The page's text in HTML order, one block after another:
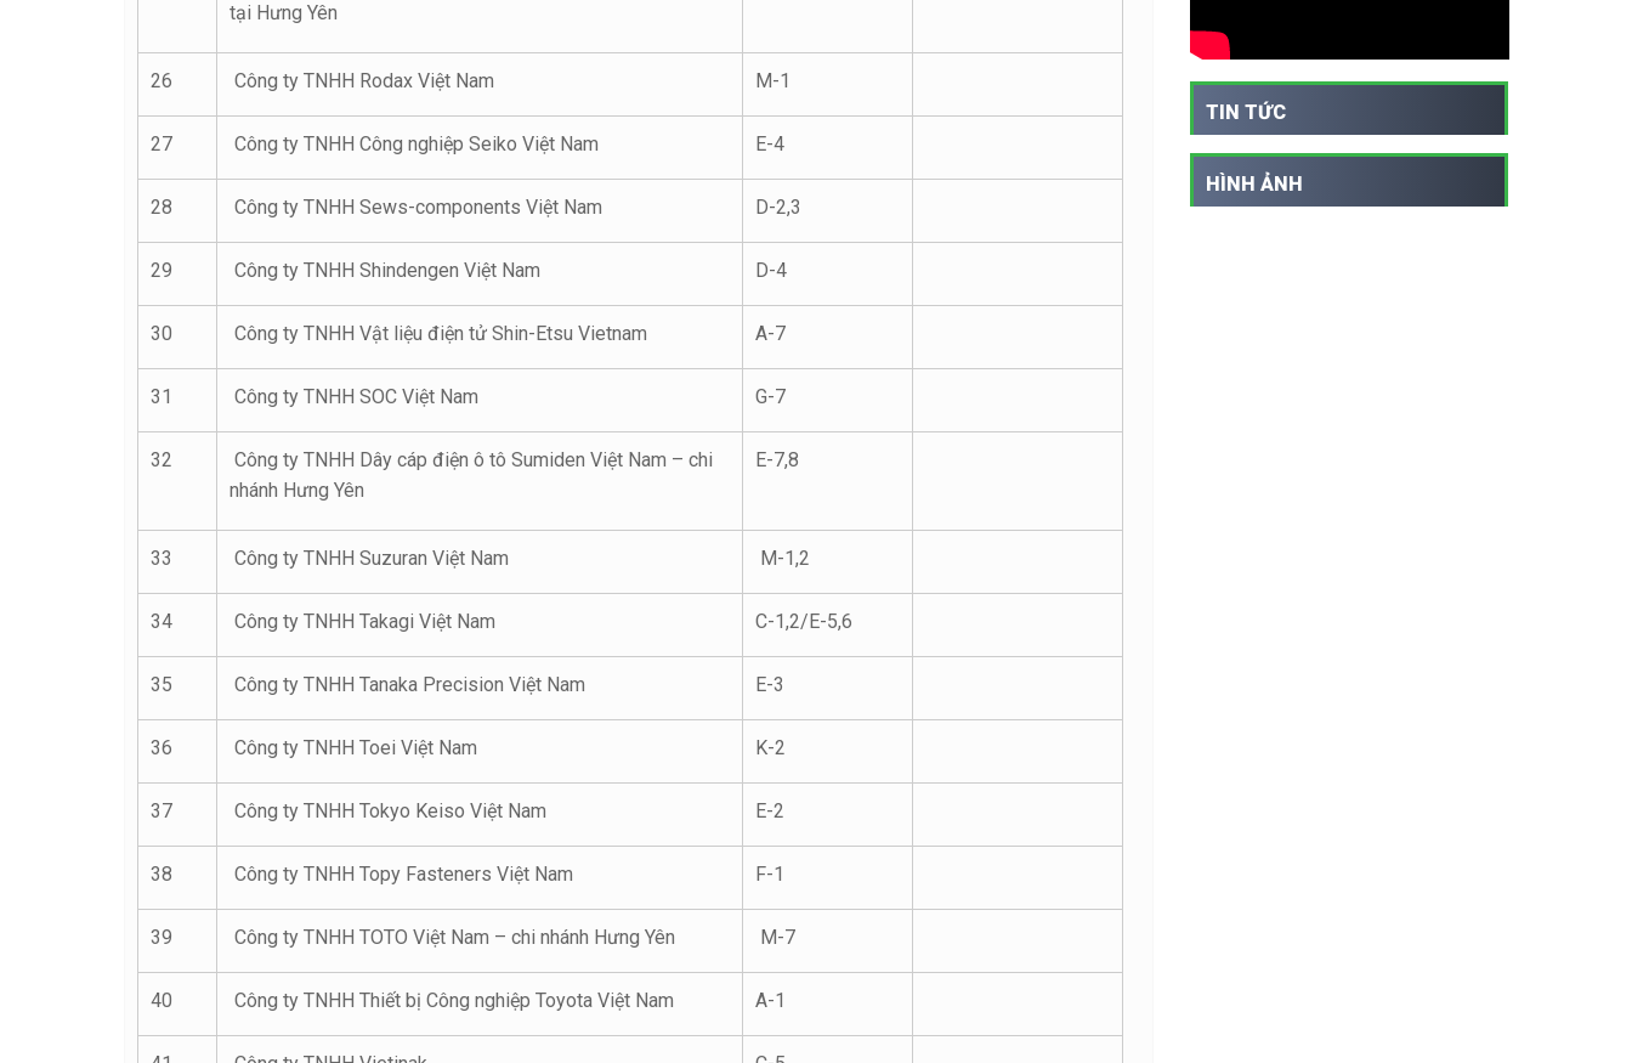
tại Hưng Yên
26 Công ty TNHH Rodax Việt Nam M-1
27 Công ty TNHH Công nghiệp Seiko Việt Nam E-4
28 Công ty TNHH Sews-components Việt Nam D-2,3
29 Công ty TNHH Shindengen Việt Nam D-4
30 Công ty TNHH Vật liệu điện tử Shin-Etsu Vietnam A-7
31 Công ty TNHH SOC Việt Nam G-7
32
Công ty TNHH Dây cáp điện ô tô Sumiden Việt Nam – chi
nhánh Hưng Yên
E-7,8
33 Công ty TNHH Suzuran Việt Nam M-1,2
34 Công ty TNHH Takagi Việt Nam C-1,2/E-5,6
35 Công ty TNHH Tanaka Precision Việt Nam E-3
36 Công ty TNHH Toei Việt Nam K-2
37 Công ty TNHH Tokyo Keiso Việt Nam E-2
38 Công ty TNHH Topy Fasteners Việt Nam F-1
39 Công ty TNHH TOTO Việt Nam – chi nhánh Hưng Yên M-7
40 Công ty TNHH Thiết bị Công nghiệp Toyota Việt Nam A-1
TIN TỨC
HÌNH ẢNH